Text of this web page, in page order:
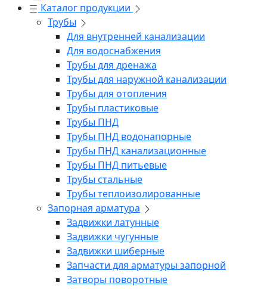
Каталог продукции
Трубы
Для внутренней канализации
Для водоснабжения
Трубы для дренажа
Трубы для наружной канализации
Трубы для отопления
Трубы пластиковые
Трубы ПНД
Трубы ПНД водонапорные
Трубы ПНД канализационные
Трубы ПНД питьевые
Трубы стальные
Трубы теплоизолированные
Запорная арматура
Задвижки латунные
Задвижки чугунные
Задвижки шиберные
Запчасти для арматуры запорной
Затворы поворотные